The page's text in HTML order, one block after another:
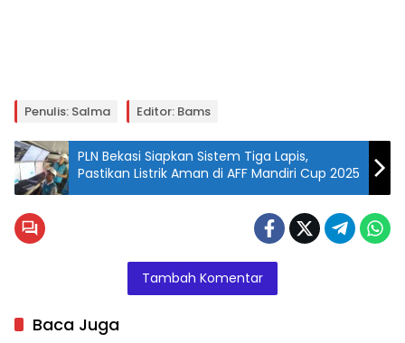
Penulis: Salma Editor: Bams
PLN Bekasi Siapkan Sistem Tiga Lapis,
Pastikan Listrik Aman di AFF Mandiri Cup 2025
Tambah Komentar
Baca Juga